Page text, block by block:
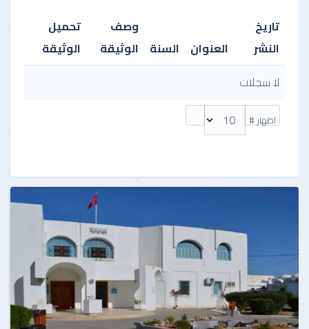
تاريخ
النشر
العنوان السنة
وصف
الوثيقة
تحميل
الوثيقة
اظهار #
لا سجلات